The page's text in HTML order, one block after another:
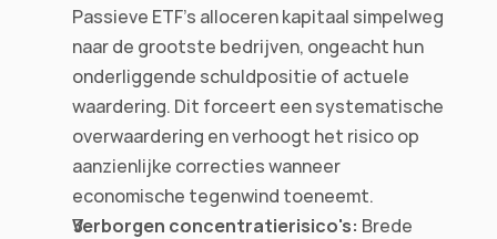
Passieve ETF's alloceren kapitaal simpelweg
naar de grootste bedrijven, ongeacht hun
onderliggende schuldpositie of actuele
waardering. Dit forceert een systematische
overwaardering en verhoogt het risico op
aanzienlijke correcties wanneer
economische tegenwind toeneemt.
Verborgen concentratierisico's: Brede